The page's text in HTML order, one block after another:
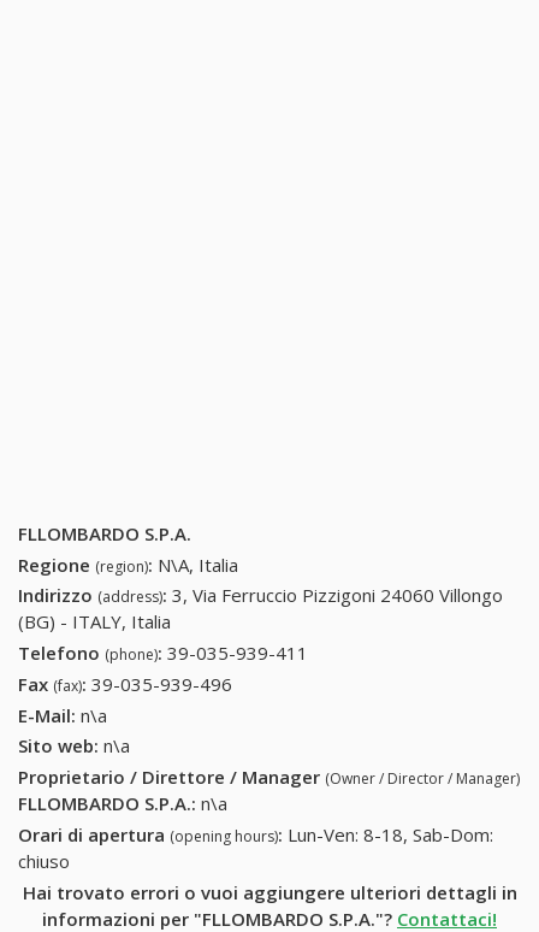
FLLOMBARDO S.P.A.
Regione (region): N\A, Italia
Indirizzo (address): 3, Via Ferruccio Pizzigoni 24060 Villongo
(BG) - ITALY, Italia
Telefono (phone): 39-035-939-411
Fax (fax): 39-035-939-496
E-Mail: n\a
Sito web: n\a
Proprietario / Direttore / Manager (Owner / Director / Manager)
FLLOMBARDO S.P.A.: n\a
Orari di apertura (opening hours): Lun-Ven: 8-18, Sab-Dom:
chiuso
Hai trovato errori o vuoi aggiungere ulteriori dettagli in
informazioni per "FLLOMBARDO S.P.A."? Contattaci!